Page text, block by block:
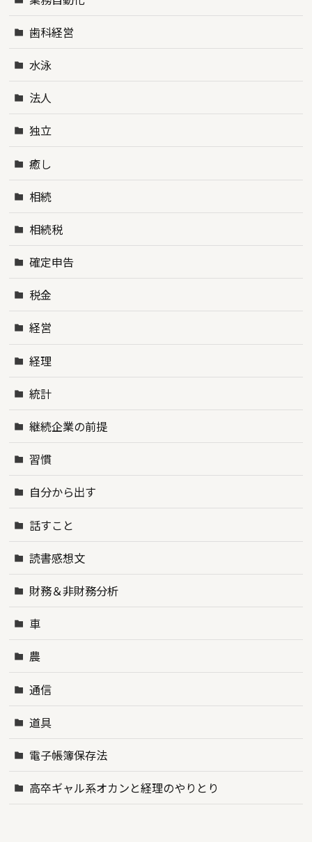
歯科経営
水泳
法人
独立
癒し
相続
相続税
確定申告
税金
経営
経理
統計
継続企業の前提
習慣
自分から出す
話すこと
読書感想文
財務＆非財務分析
車
農
通信
道具
電子帳簿保存法
高卒ギャル系オカンと経理のやりとり